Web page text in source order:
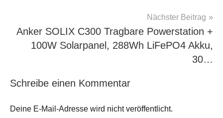
Nächster Beitrag
Anker SOLIX C300 Tragbare Powerstation +
100W Solarpanel, 288Wh LiFePO4 Akku,
30…
Schreibe einen Kommentar
Deine E-Mail-Adresse wird nicht veröffentlicht.